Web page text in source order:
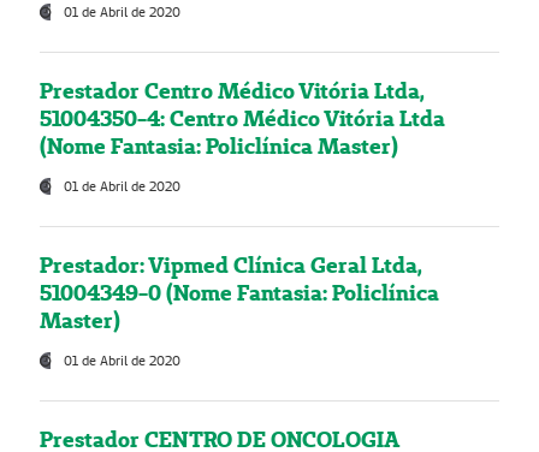
01 de Abril de 2020
Prestador Centro Médico Vitória Ltda,
51004350-4: Centro Médico Vitória Ltda
(Nome Fantasia: Policlínica Master)
01 de Abril de 2020
Prestador: Vipmed Clínica Geral Ltda,
51004349-0 (Nome Fantasia: Policlínica
Master)
01 de Abril de 2020
Prestador CENTRO DE ONCOLOGIA